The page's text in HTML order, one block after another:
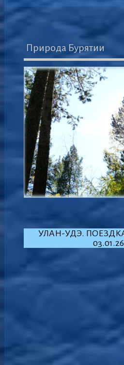
Природа Бурятии
УЛАН-УДЭ.
03.01.26